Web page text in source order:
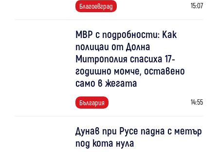
Благоевград 15:07
МВР с подробности: Как
полицаи от Долна
Митрополия спасиха 17-
годишно момче, оставено
само в жегата
България 14:55
Дунав при Русе падна с метър
под кота нула